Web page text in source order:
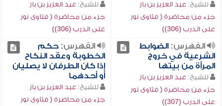
للشيخ: عبد العزيز بن باز
جزء من محاضرة ( فتاوى نور
على الدرب (306))
للشيخ: عبد العزيز بن باز
جزء من محاضرة ( فتاوى نور
على الدرب (306))
الفهرس:الضوابط
الشرعية في خروج
المرأة من بيتها
للشيخ: عبد العزيز بن باز
جزء من محاضرة ( فتاوى نور
على الدرب (307))
الفهرس:حكم
الخطوبة وعقد النكاح
إذا كان الطرفان لا يصليان
أو أحدهما
للشيخ: عبد العزيز بن باز
جزء من محاضرة ( فتاوى نور